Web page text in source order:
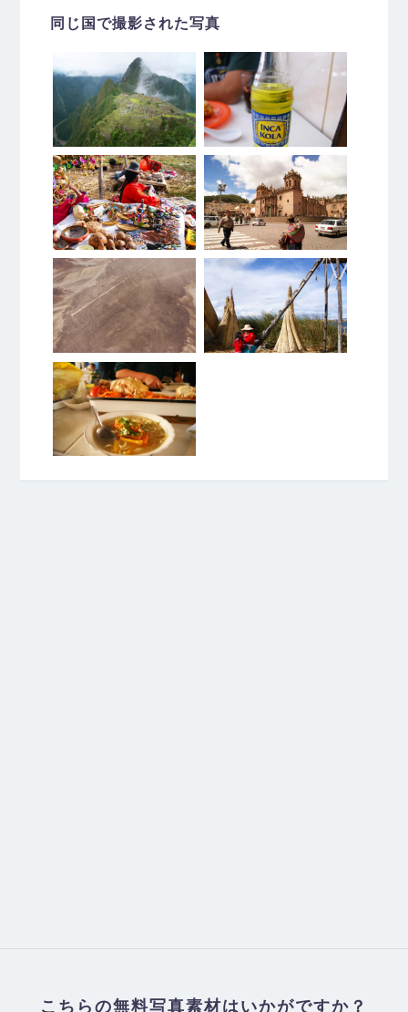
同じ国で撮影された写真
こちらの無料写真素材はいかがですか？